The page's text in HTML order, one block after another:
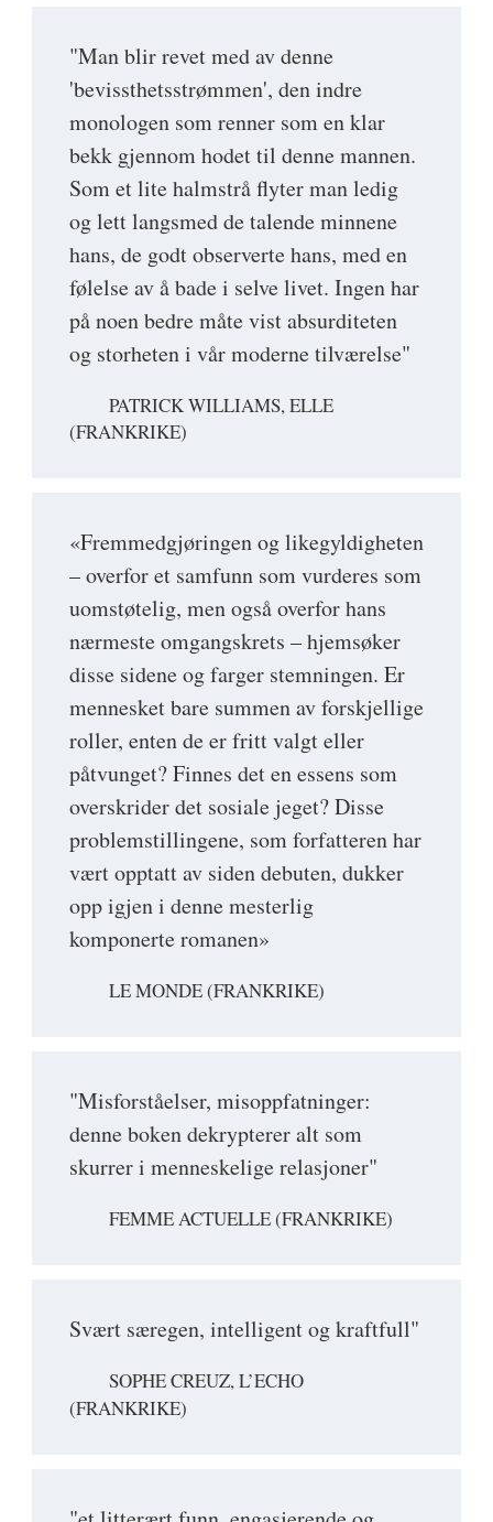
"Man blir revet med av denne
'bevissthetsstrømmen', den indre
monologen som renner som en klar
bekk gjennom hodet til denne mannen.
Som et lite halmstrå flyter man ledig
og lett langsmed de talende minnene
hans, de godt observerte hans, med en
følelse av å bade i selve livet. Ingen har
på noen bedre måte vist absurditeten
og storheten i vår moderne tilværelse"
PATRICK WILLIAMS, ELLE
(FRANKRIKE)
«Fremmedgjøringen og likegyldigheten
– overfor et samfunn som vurderes som
uomstøtelig, men også overfor hans
nærmeste omgangskrets – hjemsøker
disse sidene og farger stemningen. Er
mennesket bare summen av forskjellige
roller, enten de er fritt valgt eller
påtvunget? Finnes det en essens som
overskrider det sosiale jeget? Disse
problemstillingene, som forfatteren har
vært opptatt av siden debuten, dukker
opp igjen i denne mesterlig
komponerte romanen»
LE MONDE (FRANKRIKE)
"Misforståelser, misoppfatninger:
denne boken dekrypterer alt som
skurrer i menneskelige relasjoner"
FEMME ACTUELLE (FRANKRIKE)
Svært særegen, intelligent og kraftfull"
SOPHE CREUZ, L’ECHO
(FRANKRIKE)